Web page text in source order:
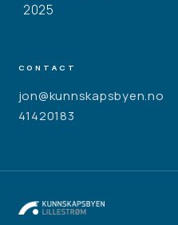
2025
CONTACT
jon@kunnskapsbyen.no
41420183